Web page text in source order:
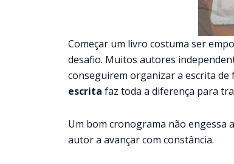
Começar um livro costuma ser
desafio. Muitos autores
conseguirem organizar a escrita
escrita faz toda a diferença para
Um bom cronograma não engessa
autor a avançar com constância.